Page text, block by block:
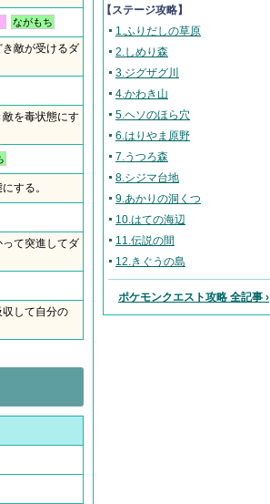
ながもち
敵が受けるダ
を毒状態にす
する。
て突進してダ
して自分の
【ステージ攻略】
1.ふりだしの草原
2.しめり森
3.ジグザグ川
4.かわき山
5.ヘソのほら穴
6.はりやま原野
7.うつろ森
8.シジマ台地
9.あかりの洞くつ
10.はての海辺
11.伝説の間
12.きぐうの島
ポケモンクエスト攻略 全記事 ›